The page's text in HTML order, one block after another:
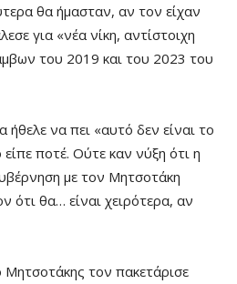
θα ήμασταν, αν τον είχαν
για «νέα νίκη, αντίστοιχη
του 2019 και του 2023 του
να πει «αυτό δεν είναι το
ποτέ. Ούτε καν νύξη ότι η
με τον Μητσοτάκη
ότι θα… είναι χειρότερα, αν
Μητσοτάκης τον πακετάρισε